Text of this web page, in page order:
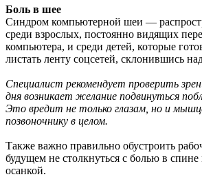
Боль в шее
Синдром компьютерной шеи —
среди взрослых, постоянно видящих
компьютера, и среди детей, которые
листать ленту соцсетей, склонившись
Специалист рекомендует проверить
дня возникает желание подвинуться
Это вредит не только глазам, но и
позвоночнику в целом.
Также важно правильно обустроить
будущем не столкнуться с болью в
осанкой.